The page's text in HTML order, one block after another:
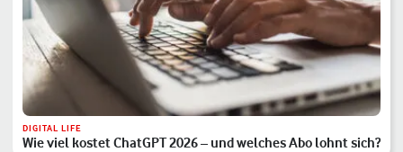
DIGITAL LIFE
Wie viel kostet ChatGPT 2026 – und welches Abo lohnt sich?